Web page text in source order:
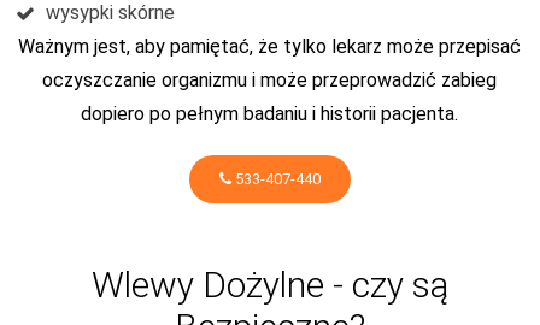
wysypki skórne
Ważnym jest, aby pamiętać, że tylko lekarz może przepisać
oczyszczanie organizmu i może przeprowadzić zabieg
dopiero po pełnym badaniu i historii pacjenta.
533-407-440
Wlewy Dożylne - czy są